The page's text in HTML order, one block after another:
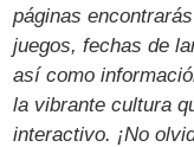
páginas
juegos, fechas de
así como
la vibrante cultura
interactivo. ¡No